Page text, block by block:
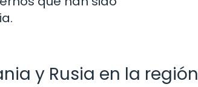
y Rusia en la región